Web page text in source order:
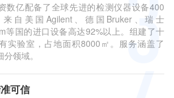
数亿配备了全球先进的检测仪器设备400
自美国Agilent、德国Bruker、瑞士
等国的进口设备高达92%以上。组建了十
实验室，占地面积8000㎡。服务涵盖了
领域。
可信